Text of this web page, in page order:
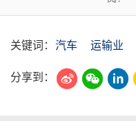
关键词： 汽车 运输业
分享到：